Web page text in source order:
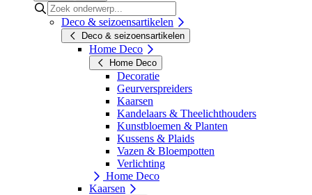
Deco & seizoensartikelen
Deco & seizoensartikelen
Home Deco
Home Deco
Decoratie
Geurverspreiders
Kaarsen
Kandelaars & Theelichthouders
Kunstbloemen & Planten
Kussens & Plaids
Vazen & Bloempotten
Verlichting
Home Deco
Kaarsen